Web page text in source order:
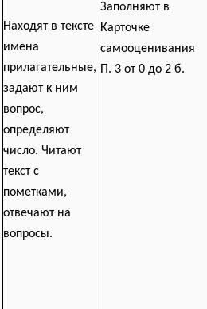
Находят в тексте
имена
прилагательные,
задают к ним
вопрос,
определяют
число. Читают
текст с
пометками,
отвечают на
вопросы.
Заполняют в
Карточке
самооценивания
П. 3 от 0 до 2 б.